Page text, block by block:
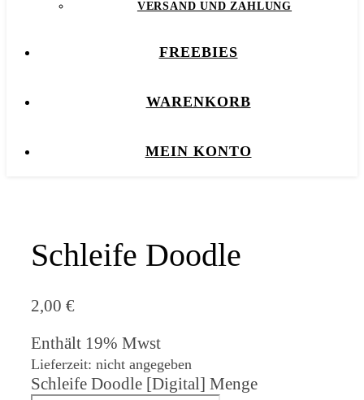
VERSAND UND ZAHLUNG
FREEBIES
WARENKORB
MEIN KONTO
Schleife Doodle
2,00 €
Enthält 19% Mwst
Lieferzeit: nicht angegeben
Schleife Doodle [Digital] Menge